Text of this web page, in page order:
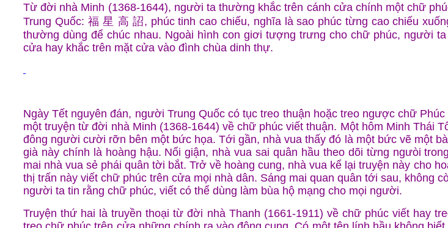
Từ đời nhà Minh (1368-1644), người ta thường khắc trên cánh cửa chính một chữ
Trung Quốc: 福 星 高 詔, phúc tinh cao chiếu, nghĩa là sao phúc từng cao chiếu
thường dùng để chúc nhau. Ngoài hình con giơi tượng trưng cho chữ phúc, người
cửa hay khắc trên mặt cửa vào đình chùa dinh thự.
Ngày Tết nguyên đán, người Trung Quốc có tục treo thuận hoặc treo ngược chữ
một truyện từ đời nhà Minh (1368-1644) về chữ phúc viết thuận. Một hôm Minh Thái
đông người cười rỡn bên một bức họa. Tới gần, nhà vua thấy đó là một bức vẽ một
già này chính là hoàng hậu. Nổi giận, nhà vua sai quân hầu theo dõi từng ngưòi
mai nhà vua sẻ phái quân tời bắt. Trở về hoàng cung, nhà vua kể lại truyện này cho
thị trấn này viết chữ phúc trên cửa mọi nhà dân. Sáng mai quan quân tới sau, không
người ta tin rằng chữ phúc, viết có thể dùng làm bùa hộ mạng cho mọi người.
Truyện thứ hai là truyền thoại từ đời nhà Thanh (1661-1911) về chữ phúc viết hay